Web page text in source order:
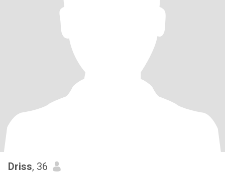
Driss, 36